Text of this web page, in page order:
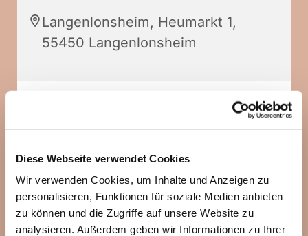
Diese Webseite verwendet Cookies
Wir verwenden Cookies, um Inhalte und Anzeigen zu
personalisieren, Funktionen für soziale Medien anbieten
zu können und die Zugriffe auf unsere Website zu
analysieren. Außerdem geben wir Informationen zu Ihrer
Langenlonsheim, Heumarkt 1,
55450 Langenlonsheim